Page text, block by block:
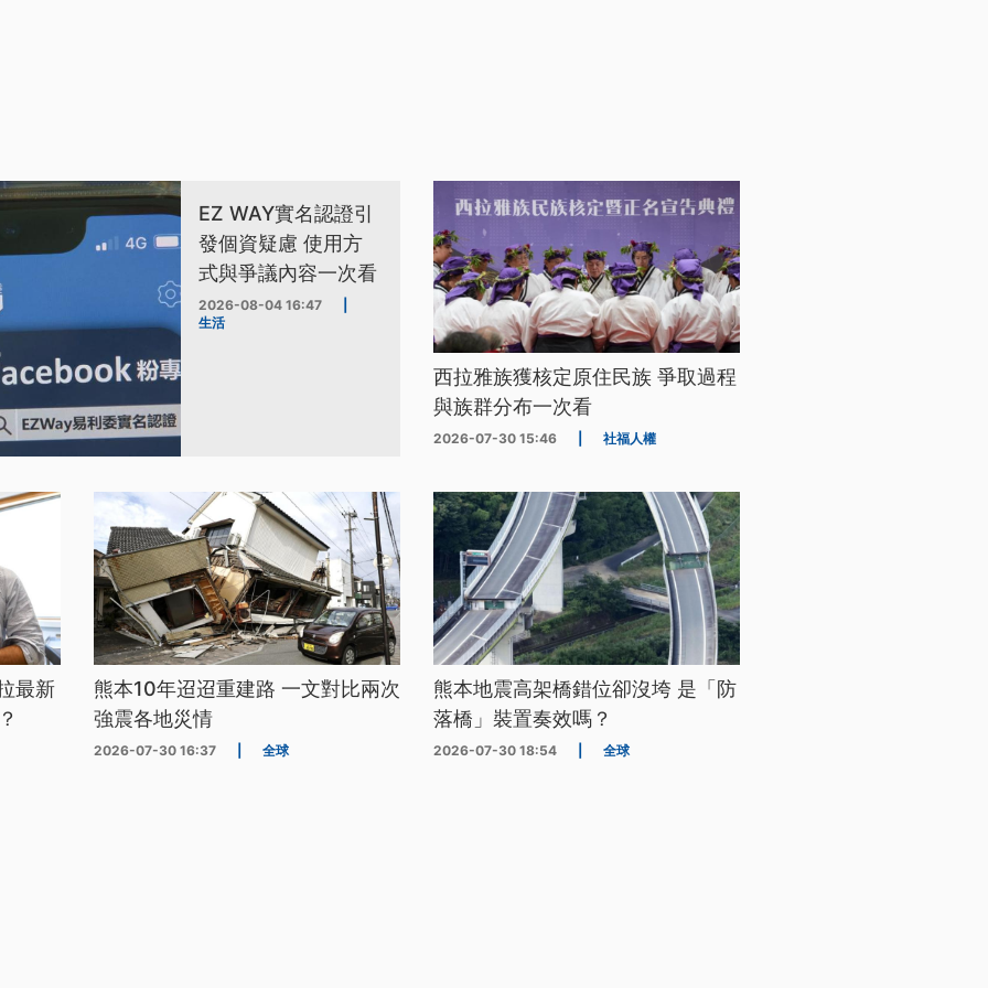
EZ WAY實名認證引
發個資疑慮 使用方
式與爭議內容一次看
2026-08-04 16:47
生活
西拉雅族獲核定原住民族 爭取過程
與族群分布一次看
2026-07-30 15:46 社福人權
最新
熊本10年迢迢重建路 一文對比兩次
強震各地災情
2026-07-30 16:37 全球
熊本地震高架橋錯位卻沒垮 是「防
落橋」裝置奏效嗎？
2026-07-30 18:54 全球